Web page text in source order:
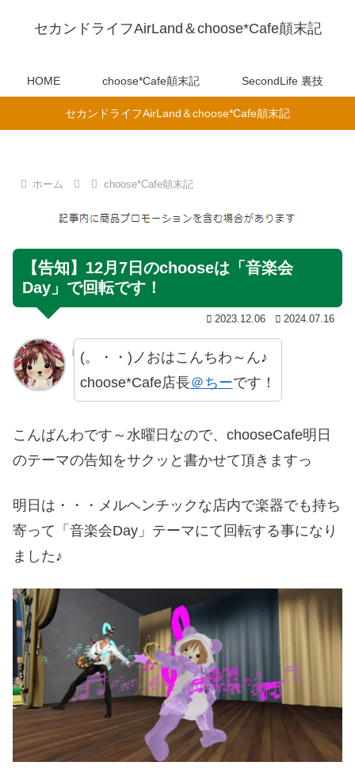
セカンドライフAirLand＆choose*Cafe顛末記
HOME choose*Cafe顛末記 SecondLife 裏技
セカンドライフAirLand＆choose*Cafe顛末記
ホーム choose*Cafe顛末記
【告知】12月7日のchooseは「音楽会
Day」で回転です！
2023.12.06 2024.07.16
(。・・)ノおはこんちわ～ん♪
choose*Cafe店長＠ちーです！
こんばんわです～水曜日なので、chooseCafe明日
のテーマの告知をサクッと書かせて頂きますっ
明日は・・・メルヘンチックな店内で楽器でも持ち
寄って「音楽会Day」テーマにて回転する事になり
ました♪